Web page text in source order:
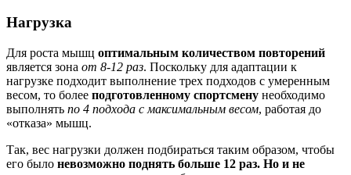
Нагрузка
Для роста мышц оптимальным количеством повторений
является зона от 8-12 раз. Поскольку для адаптации к
нагрузке подходит выполнение трех подходов с умеренным
весом, то более подготовленному спортсмену необходимо
выполнять по 4 подхода с максимальным весом, работая до
«отказа» мышц.
Так, вес нагрузки должен подбираться таким образом, чтобы
его было невозможно поднять больше 12 раз. Но и не